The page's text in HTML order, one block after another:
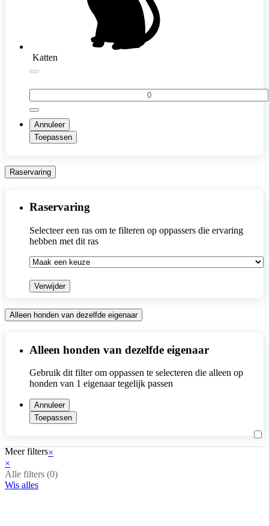
Katten
Annuleer
Toepassen
Raservaring
Raservaring
Selecteer een ras om te filteren op oppassers die ervaring
hebben met dit ras
Verwijder
Alleen honden van dezelfde eigenaar
Alleen honden van dezelfde eigenaar
Gebruik dit filter om oppassen te selecteren die alleen op
honden van 1 eigenaar tegelijk passen
Annuleer
Toepassen
Meer filters×
×
Alle filters (0)
Wis alles